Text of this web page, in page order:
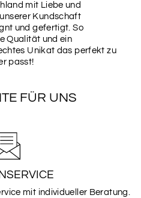
mit Liebe und
Kundschaft
und gefertigt. So
Qualität und ein
Unikat das perfekt zu
passt!
FÜR UNS
mit individueller Beratung.